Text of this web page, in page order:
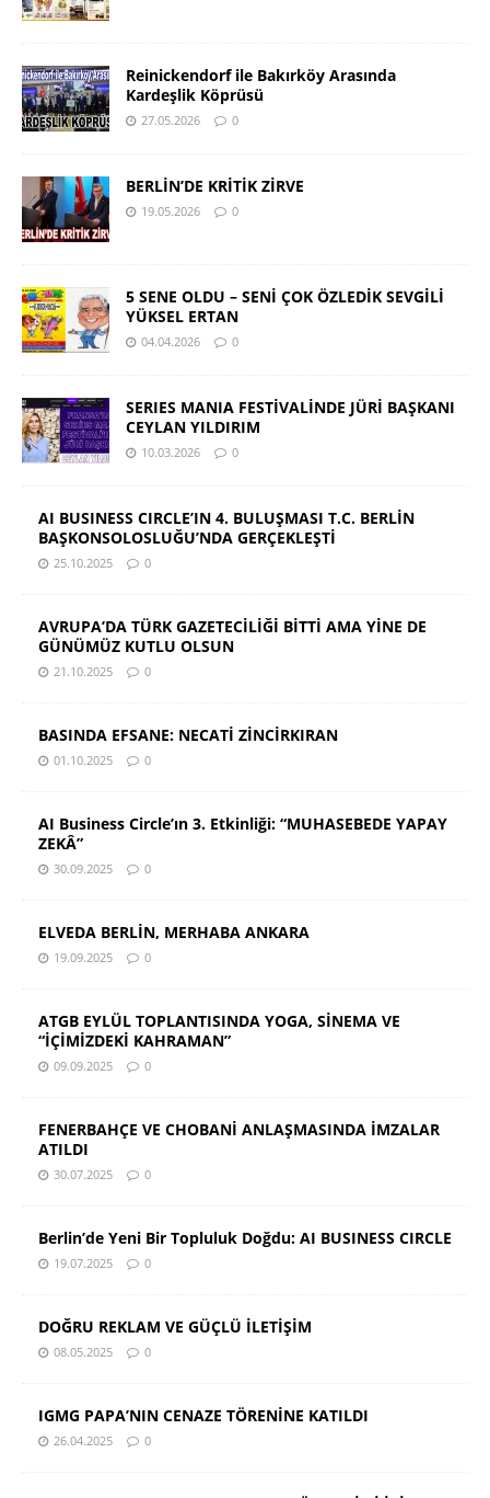
Reinickendorf ile Bakırköy Arasında
Kardeşlik Köprüsü
27.05.2026 0
BERLİN’DE KRİTİK ZİRVE
19.05.2026 0
5 SENE OLDU – SENİ ÇOK ÖZLEDİK SEVGİLİ
YÜKSEL ERTAN
04.04.2026 0
SERIES MANIA FESTİVALİNDE JÜRİ BAŞKANI
CEYLAN YILDIRIM
10.03.2026 0
AI BUSINESS CIRCLE’IN 4. BULUŞMASI T.C. BERLİN
BAŞKONSOLOSLUĞU’NDA GERÇEKLEŞTİ
25.10.2025 0
AVRUPA’DA TÜRK GAZETECİLİĞİ BİTTİ AMA YİNE DE
GÜNÜMÜZ KUTLU OLSUN
21.10.2025 0
BASINDA EFSANE: NECATİ ZİNCİRKIRAN
01.10.2025 0
AI Business Circle’ın 3. Etkinliği: “MUHASEBEDE YAPAY
ZEKÂ”
30.09.2025 0
ELVEDA BERLİN, MERHABA ANKARA
19.09.2025 0
ATGB EYLÜL TOPLANTISINDA YOGA, SİNEMA VE
“İÇİMİZDEKİ KAHRAMAN”
09.09.2025 0
FENERBAHÇE VE CHOBANİ ANLAŞMASINDA İMZALAR
ATILDI
30.07.2025 0
Berlin’de Yeni Bir Topluluk Doğdu: AI BUSINESS CIRCLE
19.07.2025 0
DOĞRU REKLAM VE GÜÇLÜ İLETİŞİM
08.05.2025 0
IGMG PAPA’NIN CENAZE TÖRENİNE KATILDI
26.04.2025 0